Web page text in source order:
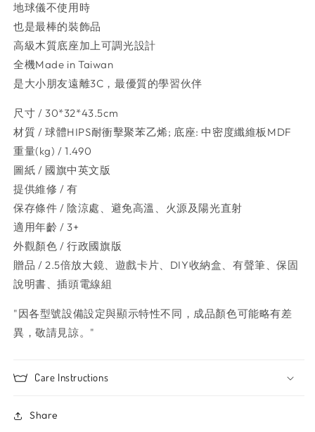
地球儀不使用時
也是最棒的裝飾品
高級木質底座加上可調光設計
全機Made in Taiwan
是大小朋友遠離3C，最優質的學習伙伴
尺寸 / 30*32*43.5cm
材質 / 球體HIPS耐衝擊聚苯乙烯; 底座: 中密度纖維板MDF
重量(kg) / 1.490
圖紙 / 國旗中英文版
提供維修 / 有
保存條件 / 陰涼處、避免高溫、火源及陽光直射
適用年齡 / 3+
外觀顏色 / 行政國旗版
贈品 / 2.5倍放大鏡、遊戲卡片、DIY收納盒、有聲筆、保固
說明書、插頭電線組
"因各型號設備設定與顯示特性不同，成品顏色可能略有差
異，敬請見諒。"
Care Instructions
Share